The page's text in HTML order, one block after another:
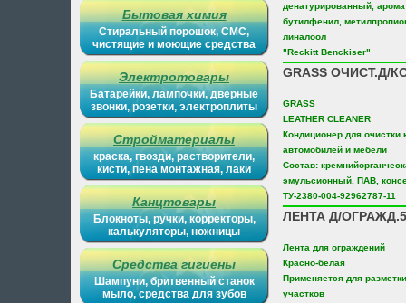
Бытовая химия
Стиральный порошок, СМС,
чистящие и моющие средства
Электротовары
Батарейки, лампочки, дверные
звонки, розетки, электроплиты
Стройматериалы
краска, гвозди, растворители,
кисти, пена монтажная, лаки
Канцтовары
Блокноты, ручки, корректоры,
калькуляторы, ножницы
Средства гигиены
Шампуни, бритвенный станок
мыло, средства для зубов
денатурированный,
бутилфенил,
линалоол
"Reckitt Benckiser"
GRASS ОЧИСТ.Д/
GRASS
LEATHER CLEANER
Кондиционер для очистки
автомобилей и мебели
Состав:
эмульсионный, ПАВ,
ТУ-2380-004-92962787-11
ЛЕНТА Д/
Лента для ограждений
Красно-белая
Применяется для
участков